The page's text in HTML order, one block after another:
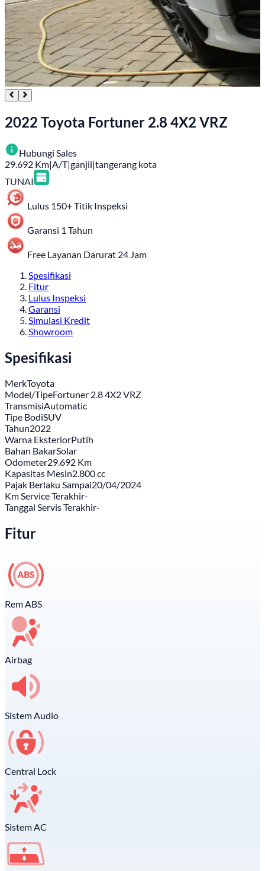
2022 Toyota Fortuner 2.8 4X2 VRZ
Hubungi Sales
29.692 Km|A/T|ganjil|tangerang kota
TUNAI
Lulus 150+ Titik Inspeksi
Garansi 1 Tahun
Free Layanan Darurat 24 Jam
Spesifikasi
Fitur
Lulus Inspeksi
Garansi
Simulasi Kredit
Showroom
Spesifikasi
MerkToyota
Model/TipeFortuner 2.8 4X2 VRZ
TransmisiAutomatic
Tipe BodiSUV
Tahun2022
Warna EksteriorPutih
Bahan BakarSolar
Odometer29.692 Km
Kapasitas Mesin2.800 cc
Pajak Berlaku Sampai20/04/2024
Km Service Terakhir-
Tanggal Servis Terakhir-
Fitur
Rem ABS
Airbag
Sistem Audio
Central Lock
Sistem AC